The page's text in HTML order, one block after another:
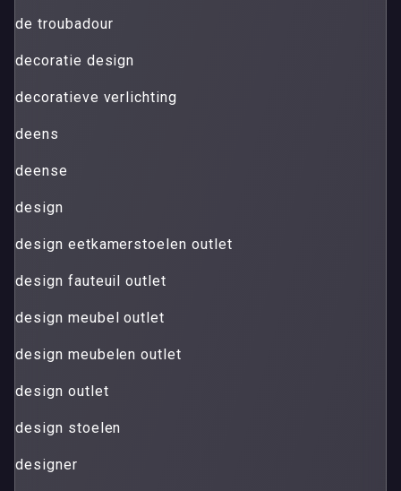
de troubadour
decoratie design
decoratieve verlichting
deens
deense
design
design eetkamerstoelen outlet
design fauteuil outlet
design meubel outlet
design meubelen outlet
design outlet
design stoelen
designer